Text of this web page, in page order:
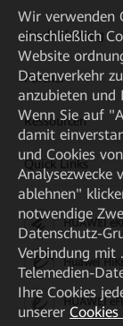
Kaufanleitung
Partner
Ressourcen
Quick Links
HUAWEI
Huawei
HUAWEI
Wir verwenden
einschließlich
Website
Datenverkehr
anzubieten und
Wenn Sie auf
damit
und Cookies
Analysezwecke
ablehnen"
notwendige
Datenschutz-
Verbindung mit
Telemedien-
Ihre Cookies
unserer Cookies